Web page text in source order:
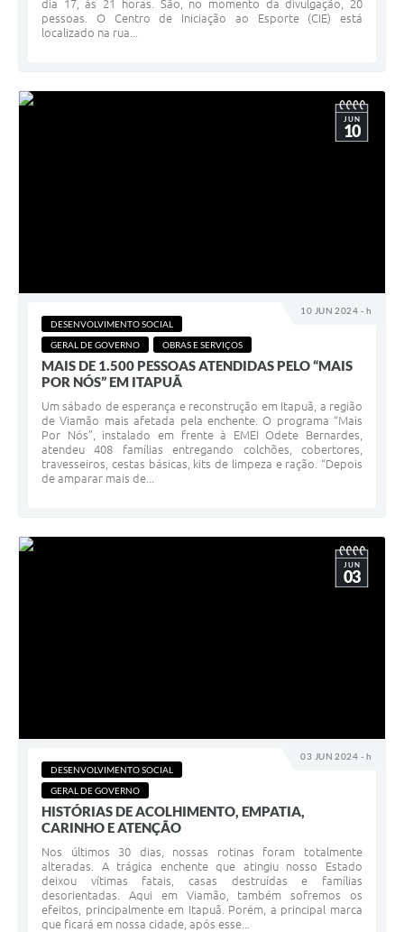
dia 17, às 21 horas. São, no momento da divulgação, 20
pessoas. O Centro de Iniciação ao Esporte (CIE) está
localizado na rua...
10 JUN 2024 - h
JUN
10
DESENVOLVIMENTO SOCIAL
GERAL DE GOVERNO
OBRAS E SERVIÇOS
MAIS DE 1.500 PESSOAS ATENDIDAS PELO “MAIS
POR NÓS” EM ITAPUÃ
Um sábado de esperança e reconstrução em Itapuã, a região
de Viamão mais afetada pela enchente. O programa “Mais
Por Nós”, instalado em frente à EMEI Odete Bernardes,
atendeu 408 famílias entregando colchões, cobertores,
travesseiros, cestas básicas, kits de limpeza e ração. “Depois
de amparar mais de...
03 JUN 2024 - h
JUN
03
DESENVOLVIMENTO SOCIAL
GERAL DE GOVERNO
HISTÓRIAS DE ACOLHIMENTO, EMPATIA,
CARINHO E ATENÇÃO
Nos últimos 30 dias, nossas rotinas foram totalmente
alteradas. A trágica enchente que atingiu nosso Estado
deixou vítimas fatais, casas destruídas e famílias
desorientadas. Aqui em Viamão, também sofremos os
efeitos, principalmente em Itapuã. Porém, a principal marca
que ficará em nossa cidade, após esse...